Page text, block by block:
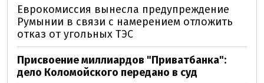
Еврокомиссия вынесла предупреждение
Румынии в связи с намерением отложить
отказ от угольных ТЭС
Присвоение миллиардов "Приватбанка":
дело Коломойского передано в суд